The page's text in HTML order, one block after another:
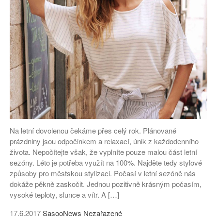
Na letní dovolenou čekáme přes celý rok. Plánované
prázdniny jsou odpočinkem a relaxací, únik z každodenního
života. Nepočítejte však, že vyplníte pouze malou část letní
sezóny. Léto je potřeba využít na 100%. Najděte tedy stylové
způsoby pro městskou stylizaci. Počasí v letní sezóně nás
dokáže pěkně zaskočit. Jednou pozitivně krásným počasím,
vysoké teploty, slunce a vítr. A […]
17.6.2017SasooNews Nezařazené